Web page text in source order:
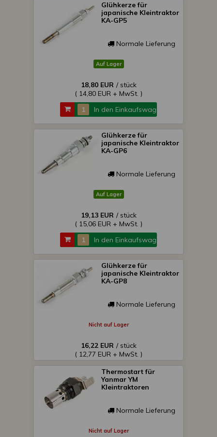
Glühkerze für
japanische Kleintraktor
KA-GP5
Normale Lieferung
Auf Lager
18,80 EUR / stück
( 14,80 EUR + MwSt. )
In den Einkaufswagen
Glühkerze für
japanische Kleintraktor
KA-GP6
Normale Lieferung
Auf Lager
19,13 EUR / stück
( 15,06 EUR + MwSt. )
In den Einkaufswagen
Glühkerze für
japanische Kleintraktor
KA-GP8
Normale Lieferung
Nicht auf Lager
16,22 EUR / stück
( 12,77 EUR + MwSt. )
Thermostart für
Yanmar YM
Kleintraktoren
Normale Lieferung
Nicht auf Lager